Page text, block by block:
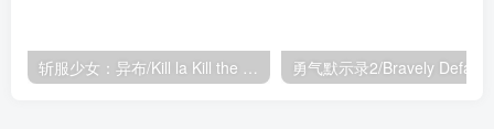
勇气默示录2/Bravely Default